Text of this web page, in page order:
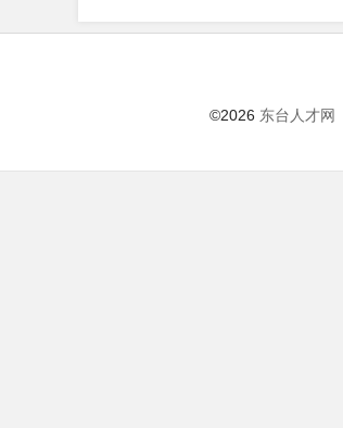
©2026 东台人才网